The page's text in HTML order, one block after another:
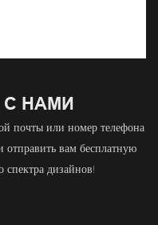
НАМИ
почты или номер телефона
вам бесплатную
дизайнов!